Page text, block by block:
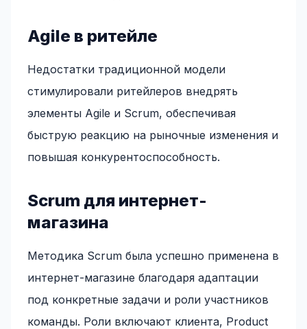
Agile в ритейле
Недостатки традиционной модели
стимулировали ритейлеров внедрять
элементы Agile и Scrum, обеспечивая
быструю реакцию на рыночные изменения и
повышая конкурентоспособность.
Scrum для интернет-
магазина
Методика Scrum была успешно применена в
интернет-магазине благодаря адаптации
под конкретные задачи и роли участников
команды. Роли включают клиента, Product